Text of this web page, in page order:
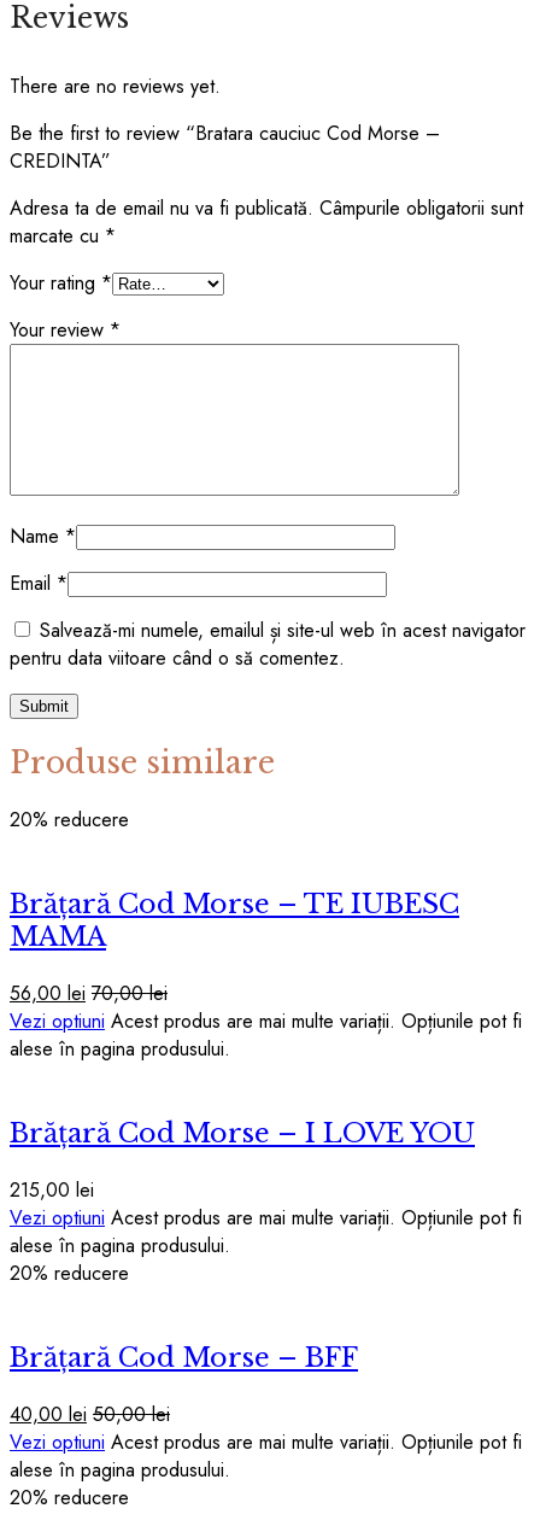
Reviews
There are no reviews yet.
Be the first to review “Bratara cauciuc Cod Morse –
CREDINTA”
Adresa ta de email nu va fi publicată. Câmpurile obligatorii sunt
marcate cu *
Your rating *
Your review *
Name *
Email *
Salvează-mi numele, emailul și site-ul web în acest navigator
pentru data viitoare când o să comentez.
Produse similare
20% reducere
Brățară Cod Morse – TE IUBESC
MAMA
56,00 lei 70,00lei
Vezi optiuni Acest produs are mai multe variații. Opțiunile pot fi
alese în pagina produsului.
Brățară Cod Morse – I LOVE YOU
215,00 lei
Vezi optiuni Acest produs are mai multe variații. Opțiunile pot fi
alese în pagina produsului.
20% reducere
Brățară Cod Morse – BFF
40,00 lei 50,00lei
Vezi optiuni Acest produs are mai multe variații. Opțiunile pot fi
alese în pagina produsului.
20% reducere